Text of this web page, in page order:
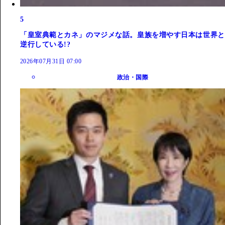
5
「皇室典範とカネ」のマジメな話。皇族を増やす日本は世界と
逆行している!?
2026年07月31日 07:00
政治・国際